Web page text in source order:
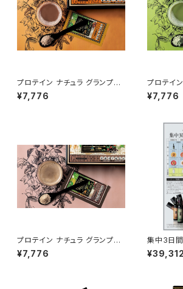
プロテイン ナチュラ グランプロ
（ダークココア）
¥7,776
プロテイ
（W抹茶）
¥7,776
プロテイン ナチュラ グランプロ
（コーヒー）
¥7,776
集中3日間
¥39,312